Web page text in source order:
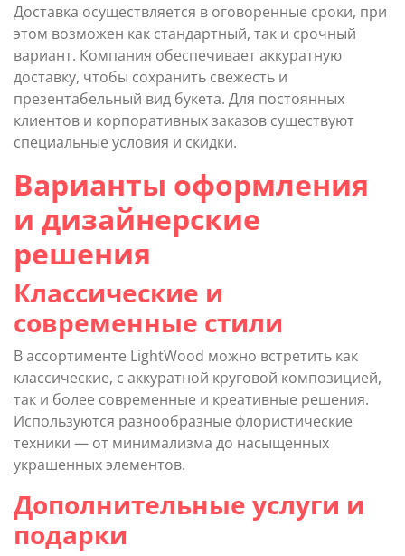
Доставка осуществляется в оговоренные сроки, при
этом возможен как стандартный, так и срочный
вариант. Компания обеспечивает аккуратную
доставку, чтобы сохранить свежесть и
презентабельный вид букета. Для постоянных
клиентов и корпоративных заказов существуют
специальные условия и скидки.
Варианты оформления
и дизайнерские
решения
Классические и
современные стили
В ассортименте LightWood можно встретить как
классические, с аккуратной круговой композицией,
так и более современные и креативные решения.
Используются разнообразные флористические
техники — от минимализма до насыщенных
украшенных элементов.
Дополнительные услуги и
подарки